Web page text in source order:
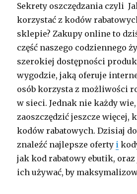
Sekrety oszczędzania czyli
korzystać z kodów
sklepie? Zakupy online to
część naszego codziennego
szerokiej dostępności
wygodzie, jaką oferuje
osób korzysta z możliwości
w sieci. Jednak nie każdy
zaoszczędzić jeszcze więcej,
kodów rabatowych. Dzisiaj
znaleźć najlepsze oferty i
jak kod rabatowy ebutik,
ich używać, by